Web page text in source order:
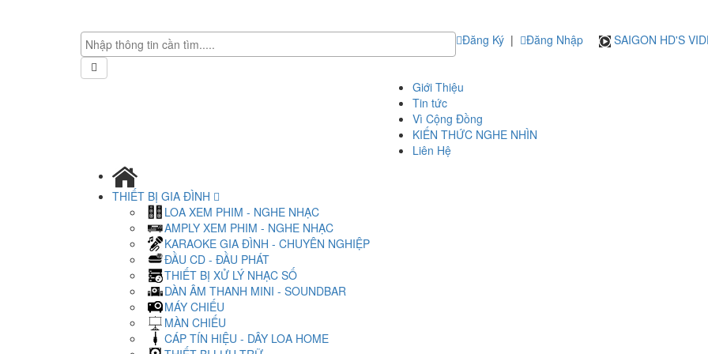
Đăng Ký | Đăng Nhập SAIGON HD'S
Giới Thiệu
Tin tức
Vì Cộng Đồng
KIẾN THỨC NGHE NHÌN
Liên Hệ
THIẾT BỊ GIA ĐÌNH
LOA XEM PHIM - NGHE NHẠC
AMPLY XEM PHIM - NGHE NHẠC
KARAOKE GIA ĐÌNH - CHUYÊN NGHIỆP
ĐẦU CD - ĐẦU PHÁT
THIẾT BỊ XỬ LÝ NHẠC SỐ
DÀN ÂM THANH MINI - SOUNDBAR
MÁY CHIẾU
MÀN CHIẾU
CÁP TÍN HIỆU - DÂY LOA HOME